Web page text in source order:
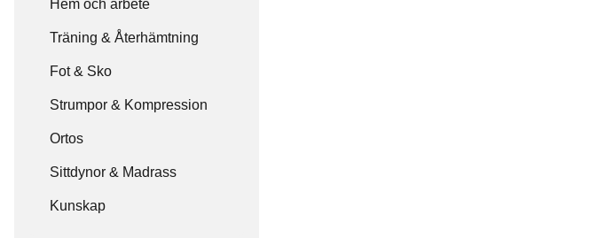
Hem och arbete
Träning & Återhämtning
Fot & Sko
Strumpor & Kompression
Ortos
Sittdynor & Madrass
Kunskap